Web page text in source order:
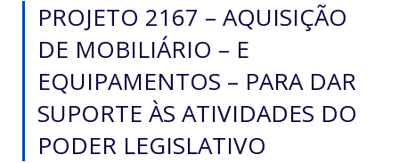
PROJETO 2167 – AQUISIÇÃO
DE MOBILIÁRIO – E
EQUIPAMENTOS – PARA DAR
SUPORTE ÀS ATIVIDADES DO
PODER LEGISLATIVO